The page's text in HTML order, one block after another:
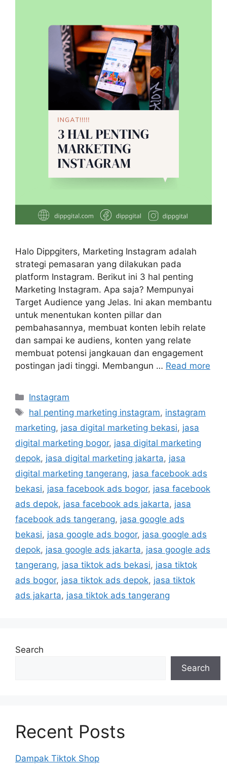
Halo Dippgiters, Marketing Instagram adalah
strategi pemasaran yang dilakukan pada
platform Instagram. Berikut ini 3 hal penting
Marketing Instagram. Apa saja? Mempunyai
Target Audience yang Jelas. Ini akan membantu
untuk menentukan konten pillar dan
pembahasannya, membuat konten lebih relate
dan sampai ke audiens, konten yang relate
membuat potensi jangkauan dan engagement
postingan jadi tinggi. Membangun … Read more
Instagram
hal penting marketing instagram, instagram
marketing, jasa digital marketing bekasi, jasa
digital marketing bogor, jasa digital marketing
depok, jasa digital marketing jakarta, jasa
digital marketing tangerang, jasa facebook ads
bekasi, jasa facebook ads bogor, jasa facebook
ads depok, jasa facebook ads jakarta, jasa
facebook ads tangerang, jasa google ads
bekasi, jasa google ads bogor, jasa google ads
depok, jasa google ads jakarta, jasa google ads
tangerang, jasa tiktok ads bekasi, jasa tiktok
ads bogor, jasa tiktok ads depok, jasa tiktok
ads jakarta, jasa tiktok ads tangerang
Search
Search
Recent Posts
Dampak Tiktok Shop